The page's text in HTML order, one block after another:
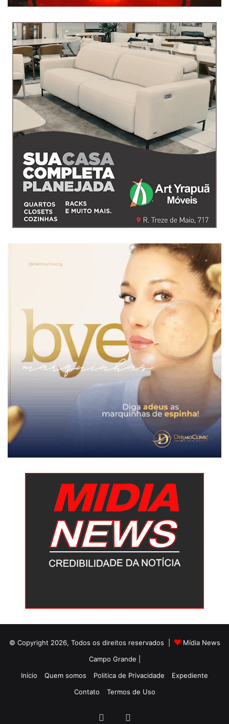
© Copyright 2026, Todos os direitos reservados |
Mídia News
Campo Grande |
Início
Quem somos Politica de Privacidade
Expediente
Contato
Termos de Uso
Facebook